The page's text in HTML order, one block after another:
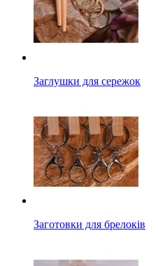
Заглушки для сережок
Заготовки для брелоків